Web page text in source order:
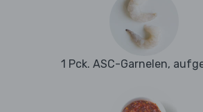
1 Pck. ASC-Garnelen,